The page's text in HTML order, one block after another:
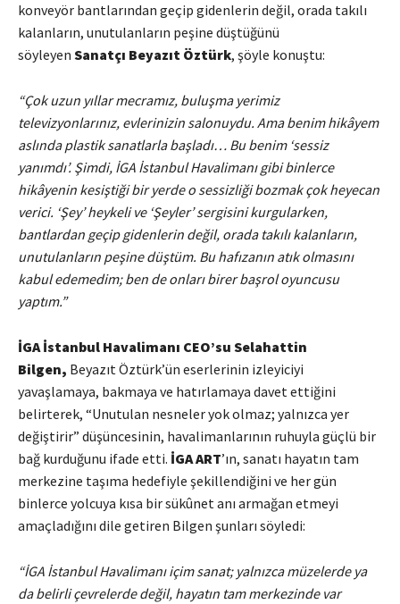
konveyör bantlarından geçip gidenlerin değil, orada takılı
kalanların, unutulanların peşine düştüğünü
söyleyen Sanatçı Beyazıt Öztürk, şöyle konuştu:
“Çok uzun yıllar mecramız, buluşma yerimiz
televizyonlarınız, evlerinizin salonuydu. Ama benim hikâyem
aslında plastik sanatlarla başladı… Bu benim ‘sessiz
yanımdı’. Şimdi, İGA İstanbul Havalimanı gibi binlerce
hikâyenin kesiştiği bir yerde o sessizliği bozmak çok heyecan
verici. ‘Şey’ heykeli ve ‘Şeyler’ sergisini kurgularken,
bantlardan geçip gidenlerin değil, orada takılı kalanların,
unutulanların peşine düştüm. Bu hafızanın atık olmasını
kabul edemedim; ben de onları birer başrol oyuncusu
yaptım.”
İGA İstanbul Havalimanı CEO’su Selahattin
Bilgen, Beyazıt Öztürk’ün eserlerinin izleyiciyi
yavaşlamaya, bakmaya ve hatırlamaya davet ettiğini
belirterek, “Unutulan nesneler yok olmaz; yalnızca yer
değiştirir” düşüncesinin, havalimanlarının ruhuyla güçlü bir
bağ kurduğunu ifade etti. İGA ART’ın, sanatı hayatın tam
merkezine taşıma hedefiyle şekillendiğini ve her gün
binlerce yolcuya kısa bir sükûnet anı armağan etmeyi
amaçladığını dile getiren Bilgen şunları söyledi:
“İGA İstanbul Havalimanı içim sanat; yalnızca müzelerde ya
da belirli çevrelerde değil, hayatın tam merkezinde var